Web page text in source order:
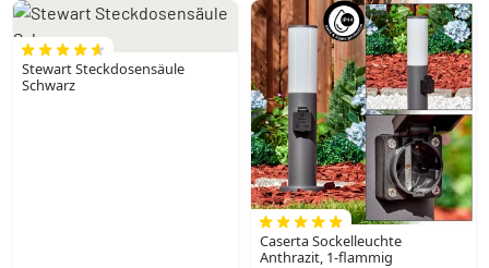
Stewart Steckdosensäule
Schwarz
Caserta Sockelleuchte
Anthrazit, 1-flammig